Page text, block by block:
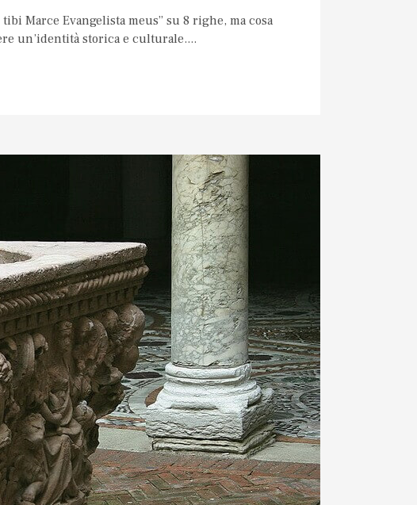
Marce Evangelista meus” su 8 righe, ma cosa
un’identità storica e culturale....